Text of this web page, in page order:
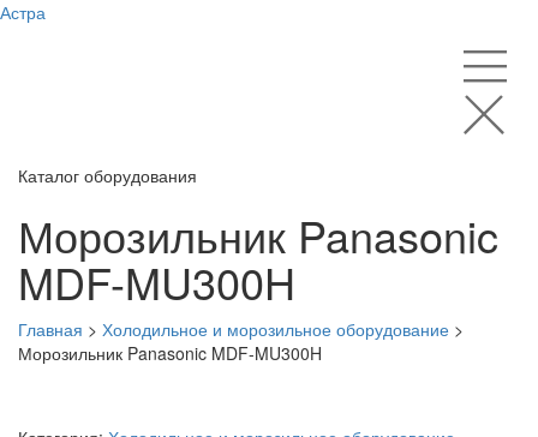
Астра
Каталог оборудования
Морозильник Panasonic
MDF-MU300H
Главная > Холодильное и морозильное оборудование >
Морозильник Panasonic MDF-MU300H